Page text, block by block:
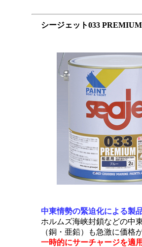
シージェット033
中東情勢の緊迫化による製
ホルムズ海峡封鎖などの中
（銅・亜鉛）も急激に価
一時的にサーチャージを適用